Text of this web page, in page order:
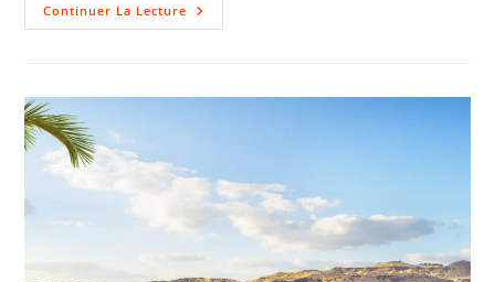
Continuer La Lecture